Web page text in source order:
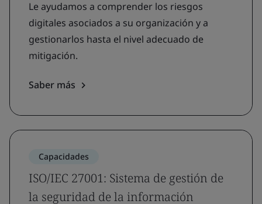
Le ayudamos a comprender los riesgos
digitales asociados a su organización y a
gestionarlos hasta el nivel adecuado de
mitigación.
Saber más
Capacidades
ISO/IEC 27001: Sistema de gestión de
la seguridad de la información